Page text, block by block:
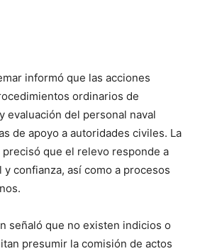
informó que las acciones
ordinarios de
evaluación del personal naval
de apoyo a autoridades civiles. La
que el relevo responde a
confianza, así como a procesos
señaló que no existen indicios o
presumir la comisión de actos